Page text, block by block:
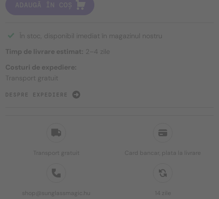
Transport gratuit Card bancar, plata la livrare
shop@sunglassmagic.hu
14 zile
ADAUGĂ ÎN COȘ
În stoc, disponibil imediat în magazinul nostru
Timp de livrare estimat: 2–4 zile
Costuri de expediere:
Transport gratuit
DESPRE EXPEDIERE